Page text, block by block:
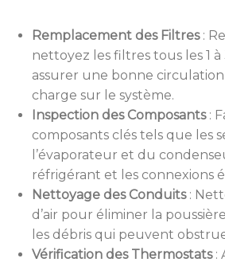
Remplacement des Filtres:
nettoyez les filtres tous les 1 à
assurer une bonne circulation
charge sur le système.
Inspection des Composants:
composants clés tels que les
l’évaporateur et du
réfrigérant et les connexions
Nettoyage des Conduits:
d’air pour éliminer la
les débris qui peuvent
Vérification des Thermostats: